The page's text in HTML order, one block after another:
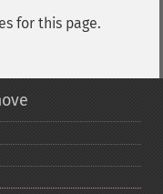
for this page.